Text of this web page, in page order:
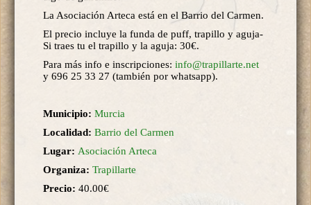
La Asociación Arteca está en el Barrio del Carmen.
El precio incluye la funda de puff, trapillo y aguja-
Si traes tu el trapillo y la aguja: 30€.
Para más info e inscripciones: info@trapillarte.net
y 696 25 33 27 (también por whatsapp).
Municipio: Murcia
Localidad: Barrio del Carmen
Lugar: Asociación Arteca
Organiza: Trapillarte
Precio: 40.00€